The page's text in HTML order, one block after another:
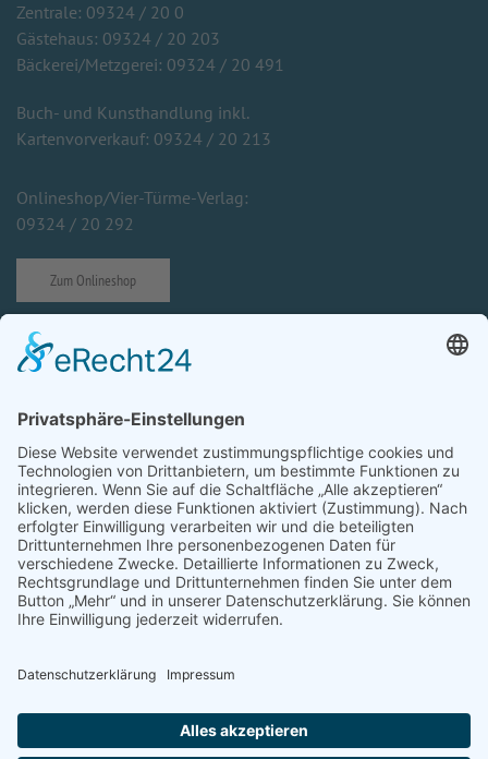
Zentrale: 09324 / 20 0
Gästehaus: 09324 / 20 203
Bäckerei/Metzgerei: 09324 / 20 491
Buch- und Kunsthandlung inkl.
Kartenvorverkauf: 09324 / 20 213
Onlineshop/Vier-Türme-Verlag:
09324 / 20 292
Zum Onlineshop
Impressum
Prävention von sexuellem Missbrauch
Cookie-Einstellungen